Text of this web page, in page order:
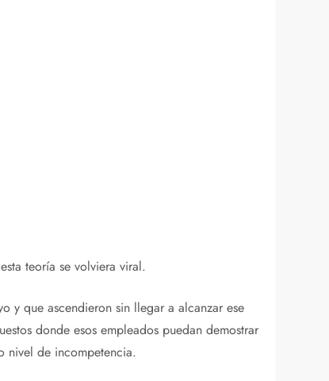
teoría se volviera viral.
y que ascendieron sin llegar a alcanzar ese
donde esos empleados puedan demostrar
nivel de incompetencia.